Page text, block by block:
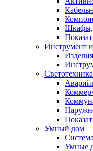
Шкафы,
Инструмент
Светотехника
Умный дом
Умные